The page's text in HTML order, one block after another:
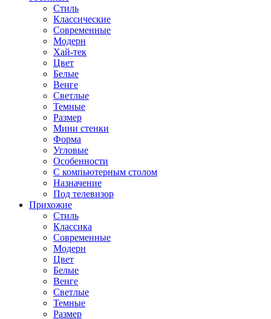
Стиль
Классические
Современные
Модерн
Хай-тек
Цвет
Белые
Венге
Светлые
Темные
Размер
Мини стенки
Форма
Угловые
Особенности
С компьютерным столом
Назначение
Под телевизор
Прихожие
Стиль
Классика
Современные
Модерн
Цвет
Белые
Венге
Светлые
Темные
Размер